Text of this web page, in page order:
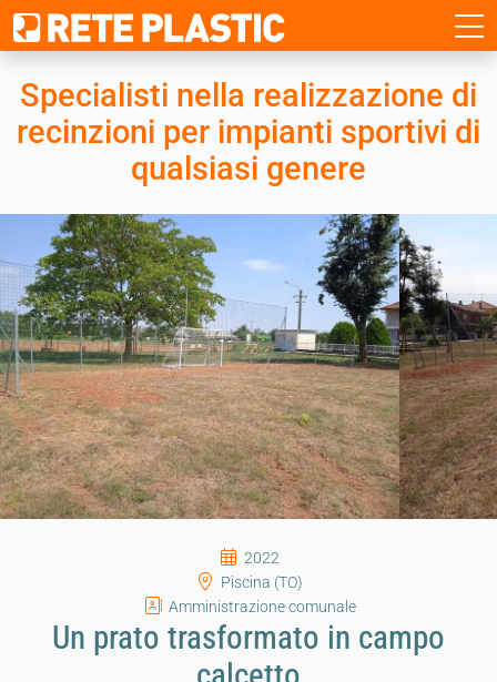
Specialisti nella realizzazione di
recinzioni per impianti sportivi di
qualsiasi genere
2022
Piscina (TO)
Amministrazione comunale
Un prato trasformato in campo